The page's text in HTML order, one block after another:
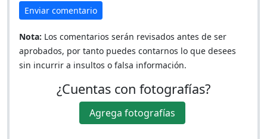
Enviar comentario
Nota: Los comentarios serán revisados antes de ser
aprobados, por tanto puedes contarnos lo que desees
sin incurrir a insultos o falsa información.
¿Cuentas con fotografías?
Agrega fotografías